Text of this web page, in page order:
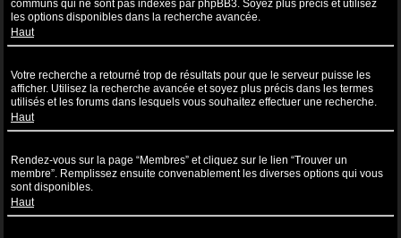
communs qui ne sont pas indexés par phpBB3. Soyez plus précis et utilisez
les options disponibles dans la recherche avancée.
Haut
Votre recherche a retourné trop de résultats pour que le serveur puisse les
afficher. Utilisez la recherche avancée et soyez plus précis dans les termes
utilisés et les forums dans lesquels vous souhaitez effectuer une recherche.
Haut
Rendez-vous sur la page “Membres” et cliquez sur le lien “Trouver un
membre”. Remplissez ensuite convenablement les diverses options qui vous
sont disponibles.
Haut